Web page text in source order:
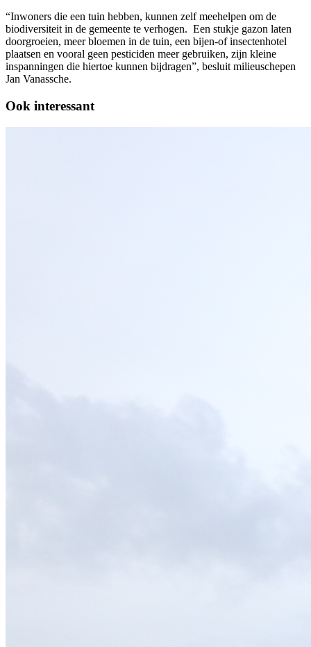
“Inwoners die een tuin hebben, kunnen zelf meehelpen om de
biodiversiteit in de gemeente te verhogen. Een stukje gazon laten
doorgroeien, meer bloemen in de tuin, een bijen-of insectenhotel
plaatsen en vooral geen pesticiden meer gebruiken, zijn kleine
inspanningen die hiertoe kunnen bijdragen”, besluit milieuschepen
Jan Vanassche.
Ook interessant